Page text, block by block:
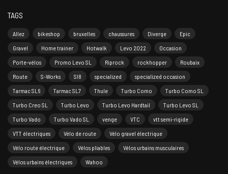
TAGS
Allez bikeshop bruxelles chaussures Diverge
Epic
Gravel
Home trainer Hotwalk Levo 2022
Occasion
Porte-vélos
Promo Levo SL Riprock rockhopper
Roubaix
Route
S-Works Sl8 specialized
specialized occasion
Tarmac SL6
Tarmac SL7 Thule Turbo Como
Turbo Como SL
Turbo Creo SL
Turbo Levo Turbo Levo Hardtail
Turbo Levo SL
Turbo Vado
Turbo Vado SL venge VTC
vtt semi-rigide
VTT électriques
Vélo de route
Vélo gravel électrique
Vélo route électrique
Vélos pliables
Vélos urbains musculaires
Vélos urbains électriques
Wahoo